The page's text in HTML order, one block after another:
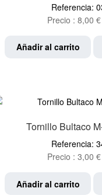
Referencia:
Precio : 8,00 €
Añadir al carrito
Tornillo Bultaco
Referencia:
Precio : 3,00 €
Añadir al carrito